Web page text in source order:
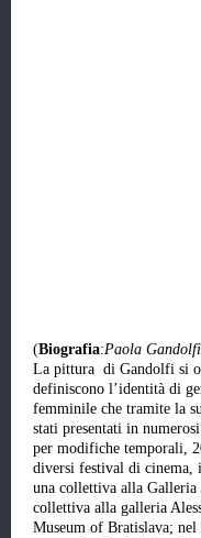
(Biografia:Paola Gandolfi
La pittura di Gandolfi si
definiscono l’identità di
femminile che tramite la
stati presentati in
per modifiche temporali,
diversi festival di cinema,
una collettiva alla
collettiva alla galleria
Museum of Bratislava; nel